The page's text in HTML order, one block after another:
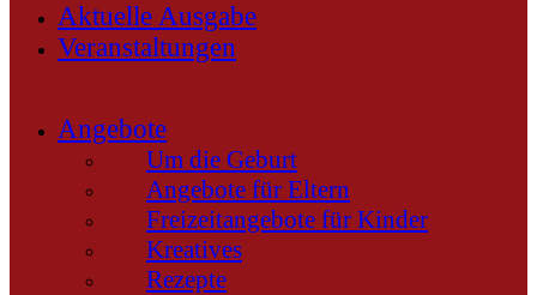
Aktuelle Ausgabe
Veranstaltungen
Angebote
Um die Geburt
Angebote für Eltern
Freizeitangebote für Kinder
Kreatives
Rezepte